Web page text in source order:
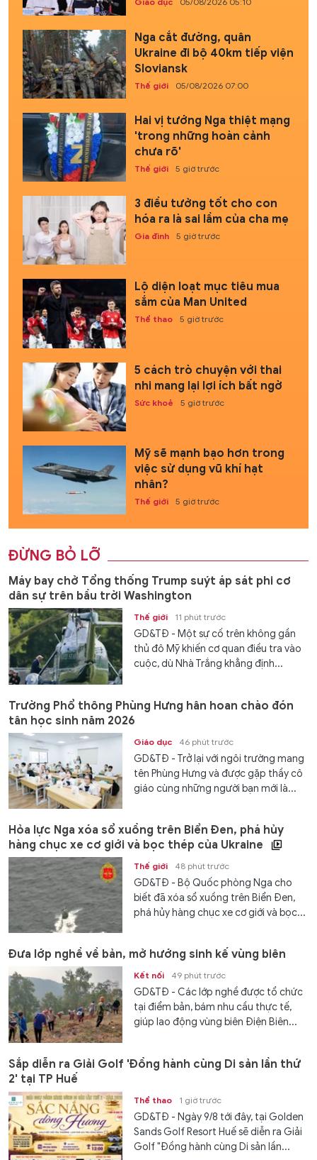
Nga cắt đường, quân
Ukraine đi bộ 40km tiếp viện
Sloviansk
Thế giới 05/08/2026 07:00
Hai vị tướng Nga thiệt mạng
'trong những hoàn cảnh
chưa rõ'
Thế giới 5 giờ trước
3 điều tưởng tốt cho con
hóa ra là sai lầm của cha mẹ
Gia đình 5 giờ trước
Lộ diện loạt mục tiêu mua
sắm của Man United
Thể thao 5 giờ trước
5 cách trò chuyện với thai
nhi mang lại lợi ích bất ngờ
Sức khoẻ 5 giờ trước
Mỹ sẽ mạnh bạo hơn trong
việc sử dụng vũ khí hạt
nhân?
Thế giới 5 giờ trước
ĐỪNG BỎ LỠ
Máy bay chở Tổng thống Trump suýt áp sát phi cơ
dân sự trên bầu trời Washington
Thế giới 11 phút trước
GD&TĐ - Một sự cố trên không gần
thủ đô Mỹ khiến cơ quan điều tra vào
cuộc, dù Nhà Trắng khẳng định...
Trường Phổ thông Phùng Hưng hân hoan chào đón
tân học sinh năm 2026
Giáo dục 46 phút trước
GD&TĐ - Trở lại với ngôi trường mang
tên Phùng Hưng và được gặp thầy cô
giáo cùng những người bạn mới là...
Hỏa lực Nga xóa sổ xuồng trên Biển Đen, phá hủy
hàng chục xe cơ giới và bọc thép của Ukraine
Thế giới 48 phút trước
GD&TĐ - Bộ Quốc phòng Nga cho
biết đã xóa sổ xuồng trên Biển Đen,
phá hủy hàng chục xe cơ giới và bọc...
Đưa lớp nghề về bản, mở hướng sinh kế vùng biên
Kết nối 49 phút trước
GD&TĐ - Các lớp nghề được tổ chức
tại điểm bản, bám nhu cầu thực tế,
giúp lao động vùng biên Điện Biên...
Sắp diễn ra Giải Golf 'Đồng hành cùng Di sản lần thứ
2' tại TP Huế
Thể thao 1 giờ trước
GD&TĐ - Ngày 9/8 tới đây, tại Golden
Sands Golf Resort Huế sẽ diễn ra Giải
Golf "Đồng hành cùng Di sản lần...